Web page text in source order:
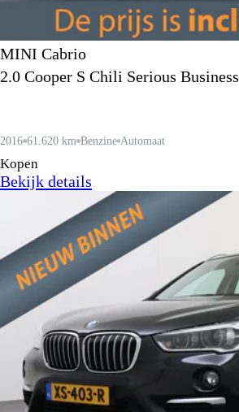
MINI Cabrio
2.0 Cooper S Chili Serious Business
2016 61.620 km Benzine Automaat
Kopen
Bekijk details